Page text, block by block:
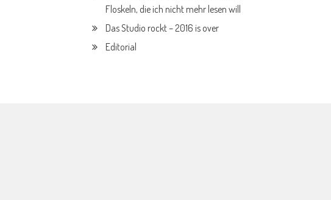
Floskeln, die ich nicht mehr lesen will
Das Studio rockt – 2016 is over
Editorial